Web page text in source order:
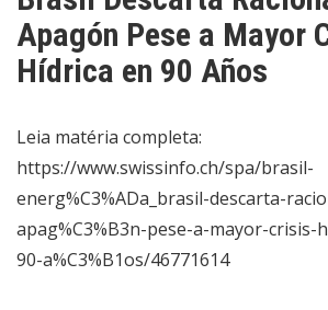
Apagón Pese a Mayor
Hídrica en 90 Años
Leia matéria completa:
https://www.swissinfo.ch/spa/brasil-
energ%C3%ADa_brasil-descarta-
apag%C3%B3n-pese-a-mayor-crisis-
90-a%C3%B1os/46771614